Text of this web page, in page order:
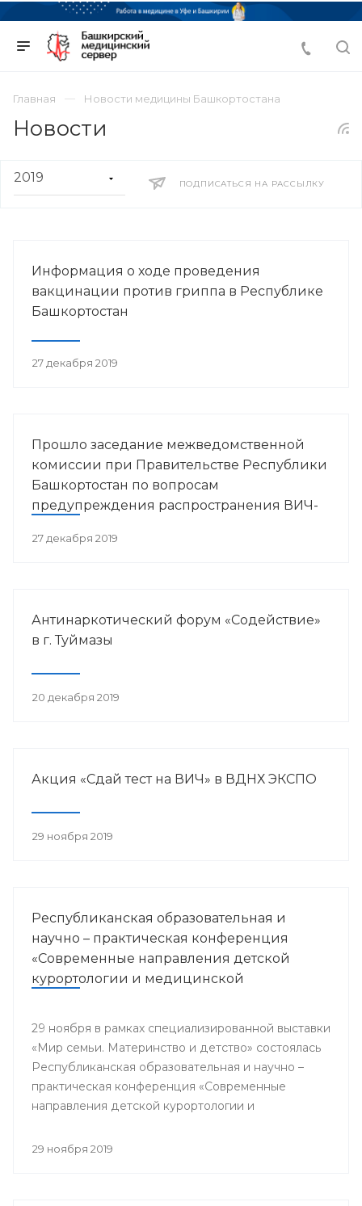
Главная Новости медицины Башкортостана
Новости
ПОДПИСАТЬСЯ НА РАССЫЛКУ
Информация о ходе проведения
вакцинации против гриппа в Республике
Башкортостан
27 декабря 2019
Прошло заседание межведомственной
комиссии при Правительстве Республики
Башкортостан по вопросам
предупреждения распространения ВИЧ-
27 декабря 2019
Антинаркотический форум «Содействие»
в г. Туймазы
20 декабря 2019
Акция «Сдай тест на ВИЧ» в ВДНХ ЭКСПО
29 ноября 2019
Республиканская образовательная и
научно – практическая конференция
«Современные направления детской
курортологии и медицинской
29 ноября в рамках специализированной выставки
«Мир семьи. Материнство и детство» состоялась
Республиканская образовательная и научно –
практическая конференция «Современные
направления детской курортологии и
29 ноября 2019